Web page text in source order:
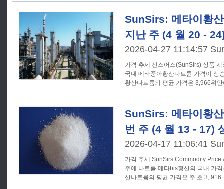
SunSirs: 메타이황
지난 주 (4 월 20 -
2026-04-27 11:14:57
가격 추세 선스어스(SunSirs) 상품 시장 분석 시스템에 따르면, 지난주
국내 메타중아황산나트륨 가격이 상
황산나트륨의 평균 가격은 3,966위
SunSirs: 메타이황
번 주 (4 월 13 - 17)
2026-04-17 11:06:41
가격 추세 SunSirs Commodity Price Analysis System 에 따르면, 이번
주에 나트륨 메타bis황산의 국내 가
산나트륨의 평균 가격은 주 초 3, 916